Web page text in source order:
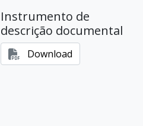
Instrumento de
descrição documental
Download